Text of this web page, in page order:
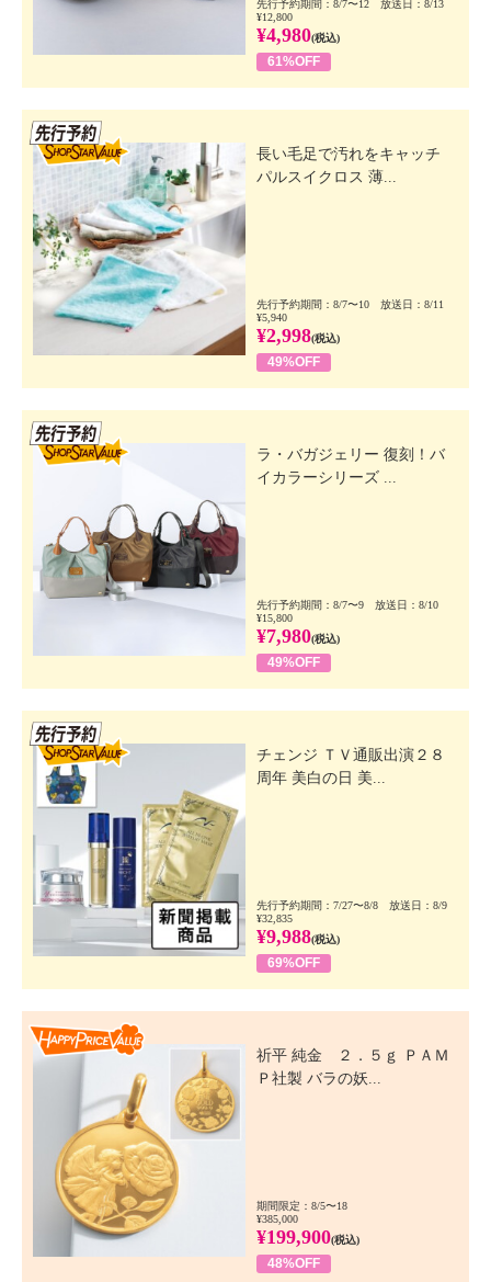
先行予約期間：8/7〜12 放送日：8/13
¥12,800
¥4,980(税込)
61%OFF
長い毛足で汚れをキャッチ
パルスイクロス 薄...
先行予約期間：8/7〜10 放送日：8/11
¥5,940
¥2,998(税込)
49%OFF
ラ・バガジェリー 復刻！バ
イカラーシリーズ ...
先行予約期間：8/7〜9 放送日：8/10
¥15,800
¥7,980(税込)
49%OFF
チェンジ ＴＶ通販出演２８
周年 美白の日 美...
先行予約期間：7/27〜8/8 放送日：8/9
¥32,835
¥9,988(税込)
69%OFF
祈平 純金 ２．５ｇ ＰＡＭ
Ｐ社製 バラの妖...
期間限定：8/5〜18
¥385,000
¥199,900(税込)
48%OFF